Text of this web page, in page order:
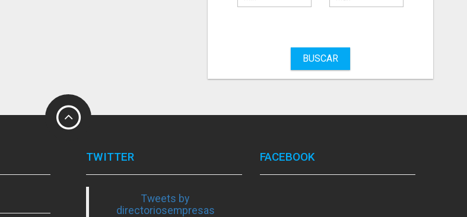
BUSCAR
TWITTER
Tweets by
directoriosempresas
FACEBOOK